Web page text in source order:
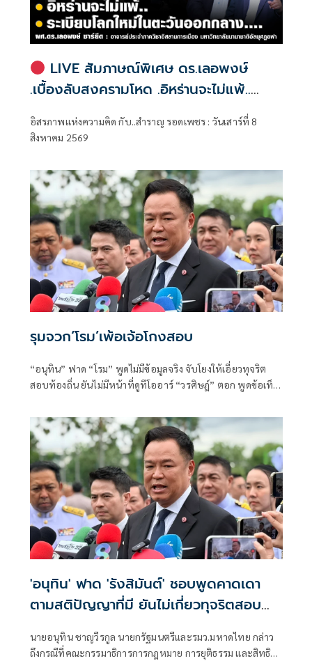
LIVE สัมภาษณ์พิเศษ ดร.เลอพงษ์
.เบื้องลับสงครามโหด .อิหร่านจะไม่แพ้..
อิสรภาพแห่งความคิด กับ..สำราญ รอด
อิสรภาพแห่งความคิด กับ..สำราญ รอดเพชร : วันเสาร์ที่ 8
สิงหาคม 2569
รุมจวก‘โรม’เพ้อเจ้อโกงสอบ
“อนุทิน” ฟาด “โรม” พูดไม่มีข้อมูลจริง จับโยงให้เอี่ยวทุจริต
สอบท้องถิ่น ยันไม่มีหน้าที่ดูทีโออาร์ “วรศิษฎ์” ตอก พูดข้อเท็จ
'อนุทิน' ฟาด 'รังสิมันต์' ชอบพูดคาดเดา
ตามสติปัญญาที่มี ยันไม่เกี่ยวทุจริตสอบ
นายอนุทิน ชาญวีรกูล นายกรัฐมนตรีและรมว.มหาดไทย กล่าว
ถึงกรณีที่คณะกรรมาธิการการกฎหมาย การยุติธรรม และสิทธิ